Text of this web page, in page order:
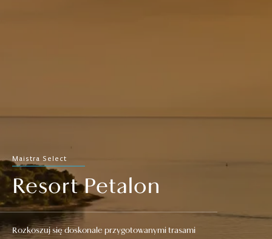
Maistra Select
Resort Petalon
Rozkoszuj się doskonale przygotowanymi trasami